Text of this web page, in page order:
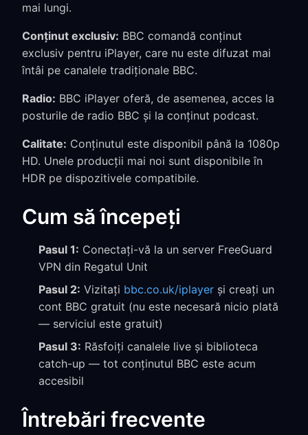
mai lungi.
Conținut exclusiv: BBC comandă conținut
exclusiv pentru iPlayer, care nu este difuzat mai
întâi pe canalele tradiționale BBC.
Radio: BBC iPlayer oferă, de asemenea, acces la
posturile de radio BBC și la conținut podcast.
Calitate: Conținutul este disponibil până la 1080p
HD. Unele producții mai noi sunt disponibile în
HDR pe dispozitivele compatibile.
Cum să începeți
Pasul 1: Conectați-vă la un server FreeGuard
VPN din Regatul Unit
Pasul 2: Vizitați bbc.co.uk/iplayer și creați un
cont BBC gratuit (nu este necesară nicio plată
— serviciul este gratuit)
Pasul 3: Răsfoiți canalele live și biblioteca
catch-up — tot conținutul BBC este acum
accesibil
Întrebări frecvente